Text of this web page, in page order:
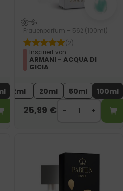
Frauenparfum – 562 (100ml)
(2)
Inspiriert von:
ARMANI - ACQUA DI
GIOIA
2ml 20ml 50ml 100ml
25,99 €